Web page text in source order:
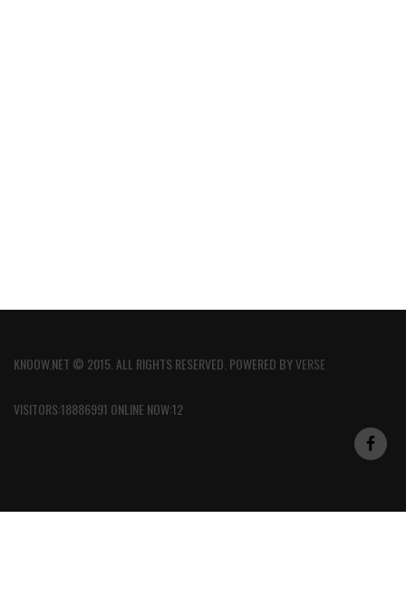
KNOOW.NET © 2015. ALL RIGHTS RESERVED. POWERED BYVERSE
VISITORS:18886991 ONLINE NOW:12